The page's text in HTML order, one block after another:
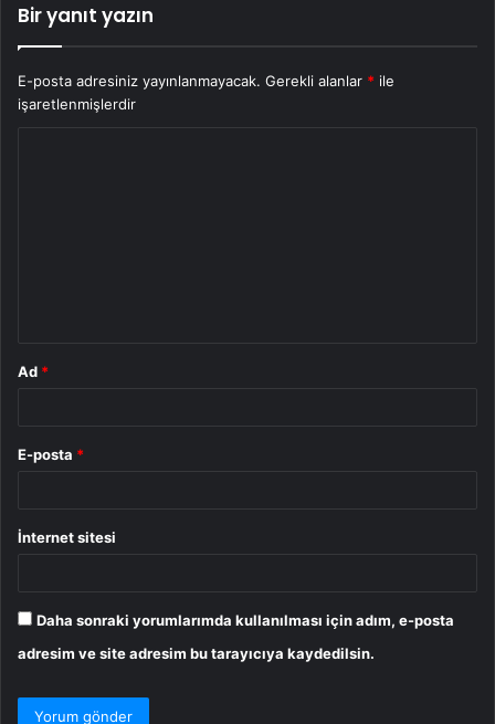
Bir yanıt yazın
E-posta adresiniz yayınlanmayacak. Gerekli alanlar * ile
işaretlenmişlerdir
Ad *
E-posta *
İnternet sitesi
Daha sonraki yorumlarımda kullanılması için adım, e-posta
adresim ve site adresim bu tarayıcıya kaydedilsin.